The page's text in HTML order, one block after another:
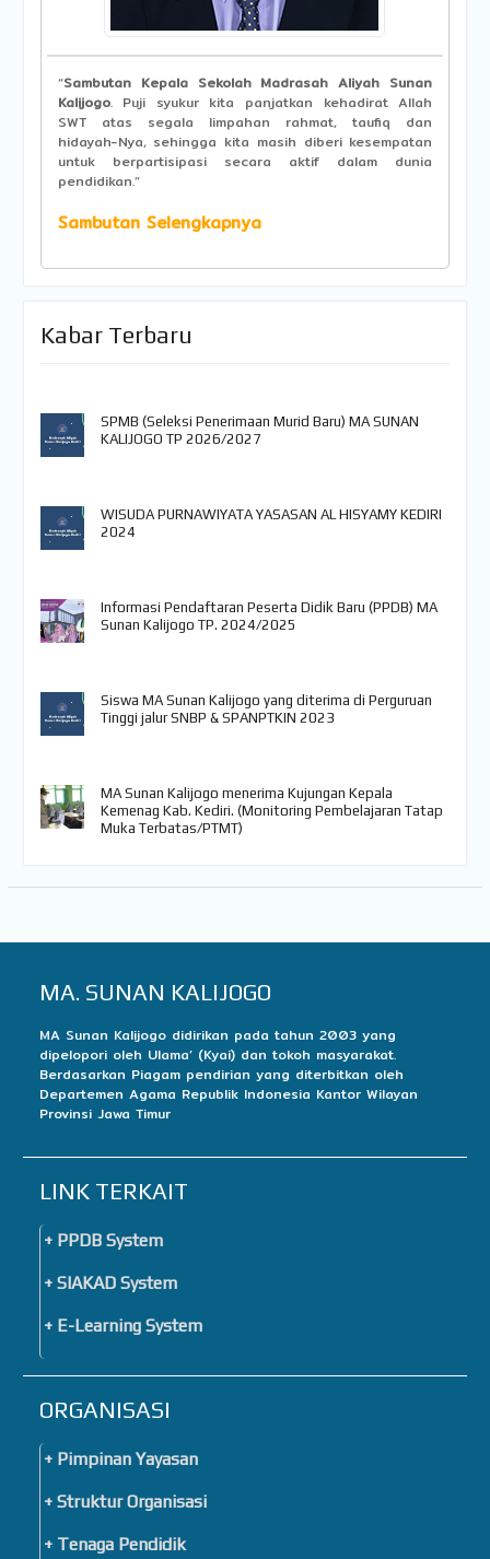
“Sambutan Kepala Sekolah Madrasah Aliyah Sunan
Kalijogo. Puji syukur kita panjatkan kehadirat Allah
SWT atas segala limpahan rahmat, taufiq dan
hidayah-Nya, sehingga kita masih diberi kesempatan
untuk berpartisipasi secara aktif dalam dunia
pendidikan.”
Sambutan Selengkapnya
Kabar Terbaru
SPMB (Seleksi Penerimaan Murid Baru) MA SUNAN
KALIJOGO TP 2026/2027
WISUDA PURNAWIYATA YASASAN AL HISYAMY KEDIRI
2024
Informasi Pendaftaran Peserta Didik Baru (PPDB) MA
Sunan Kalijogo TP. 2024/2025
Siswa MA Sunan Kalijogo yang diterima di Perguruan
Tinggi jalur SNBP & SPANPTKIN 2023
MA Sunan Kalijogo menerima Kujungan Kepala
Kemenag Kab. Kediri. (Monitoring Pembelajaran Tatap
Muka Terbatas/PTMT)
MA. SUNAN KALIJOGO
MA Sunan Kalijogo didirikan pada tahun 2003 yang
dipelopori oleh Ulama’ (Kyai) dan tokoh masyarakat.
Berdasarkan Piagam pendirian yang diterbitkan oleh
Departemen Agama Republik Indonesia Kantor Wilayan
Provinsi Jawa Timur
LINK TERKAIT
+ PPDB System
+ SIAKAD System
+ E-Learning System
ORGANISASI
+ Pimpinan Yayasan
+ Struktur Organisasi
+ Tenaga Pendidik